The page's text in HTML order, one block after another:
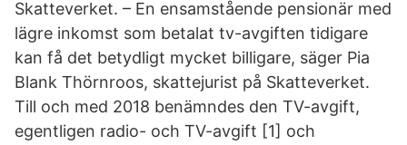
Skatteverket. – En ensamstående pensionär med
lägre inkomst som betalat tv-avgiften tidigare
kan få det betydligt mycket billigare, säger Pia
Blank Thörnroos, skattejurist på Skatteverket.
Till och med 2018 benämndes den TV-avgift,
egentligen radio- och TV-avgift [1] och